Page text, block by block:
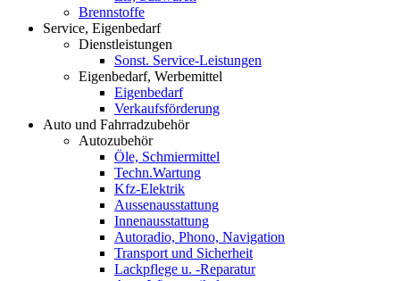
Brennstoffe
Service, Eigenbedarf
Dienstleistungen
Sonst. Service-Leistungen
Eigenbedarf, Werbemittel
Eigenbedarf
Verkaufsförderung
Auto und Fahrradzubehör
Autozubehör
Öle, Schmiermittel
Techn.Wartung
Kfz-Elektrik
Aussenausstattung
Innenausstattung
Autoradio, Phono, Navigation
Transport und Sicherheit
Lackpflege u. -Reparatur